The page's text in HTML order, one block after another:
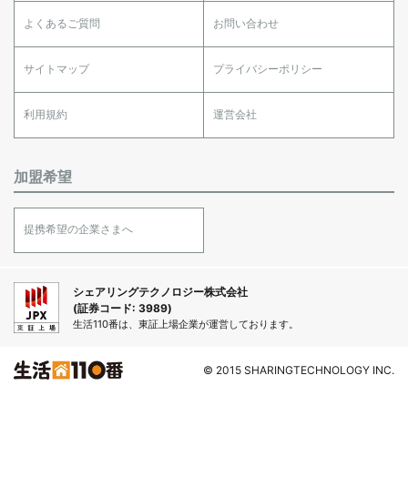
よくあるご質問 お問い合わせ
サイトマップ プライバシーポリシー
利用規約 運営会社
加盟希望
提携希望の企業さまへ
シェアリングテクノロジー株式会社
(証券コード: 3989)
生活110番は、東証上場企業が運営しております。
© 2015 SHARINGTECHNOLOGY INC.